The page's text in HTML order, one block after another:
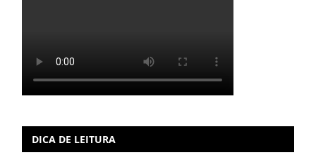
DICA DE LEITURA